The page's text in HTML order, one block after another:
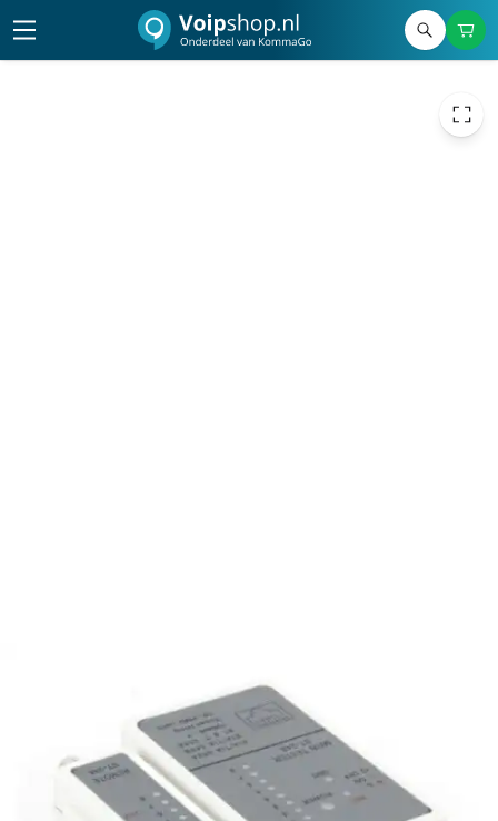
excl. btw
incl. btw